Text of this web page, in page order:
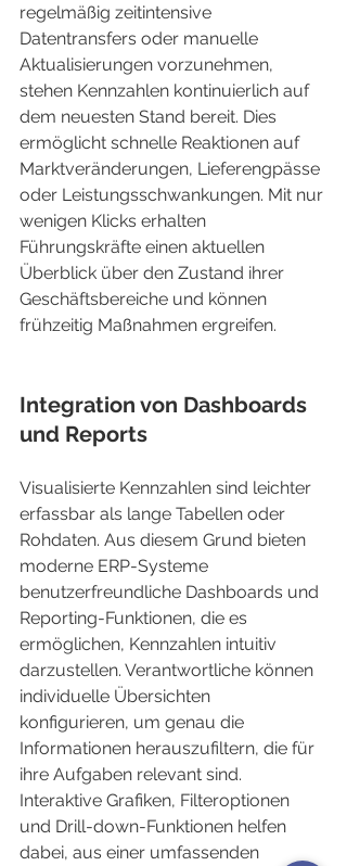
regelmäßig zeitintensive
Datentransfers oder manuelle
Aktualisierungen vorzunehmen,
stehen Kennzahlen kontinuierlich auf
dem neuesten Stand bereit. Dies
ermöglicht schnelle Reaktionen auf
Marktveränderungen, Lieferengpässe
oder Leistungsschwankungen. Mit nur
wenigen Klicks erhalten
Führungskräfte einen aktuellen
Überblick über den Zustand ihrer
Geschäftsbereiche und können
frühzeitig Maßnahmen ergreifen.
Integration von Dashboards
und Reports
Visualisierte Kennzahlen sind leichter
erfassbar als lange Tabellen oder
Rohdaten. Aus diesem Grund bieten
moderne ERP-Systeme
benutzerfreundliche Dashboards und
Reporting-Funktionen, die es
ermöglichen, Kennzahlen intuitiv
darzustellen. Verantwortliche können
individuelle Übersichten
konfigurieren, um genau die
Informationen herauszufiltern, die für
ihre Aufgaben relevant sind.
Interaktive Grafiken, Filteroptionen
und Drill-down-Funktionen helfen
dabei, aus einer umfassenden